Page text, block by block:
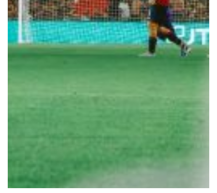
Summer Sale
Mare
Accessori
Isolani x Genoa
Gift Card Online Store